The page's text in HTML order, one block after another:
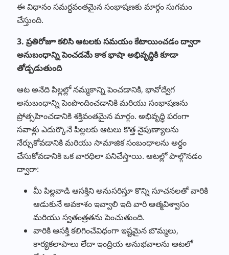
ఈ విధానం సమర్థవంతమైన సంభాషణకు మార్గం సుగమం
చేస్తుంది.
3. ప్రతిరోజూ కలిసి ఆటలకు సమయం కేటాయించడం ద్వారా
అనుబంధాన్ని పెంచడమే కాక భాషా అభివృద్ధికి కూడా
తోడ్పడుతుంది
ఆట అనేది పిల్లల్లో నమ్మకాన్ని పెంచడానికి, భావోద్వేగ
అనుబంధాన్ని పెంపొందించడానికి మరియు సంభాషణను
ప్రోత్సహించడానికి శక్తివంతమైన మార్గం. అభివృద్ధి పరంగా
సవాళ్లు ఎదుర్కొనే పిల్లలకు ఆటలు కొత్త నైపుణ్యాలను
నేర్చుకోవడానికి మరియు సామాజిక సంబంధాలను అర్థం
చేసుకోవడానికి ఒక వారధిలా పనిచేస్తాయి. ఆటల్లో పాల్గొనడం
ద్వారా:
మీ పిల్లవాడి ఆసక్తిని అనుసరిస్తూ కొన్ని సూచనలతో వారికి
ఆడుకునే అవకాశం ఇవ్వాలి ఇది వారి ఆత్మవిశ్వాసం
మరియు స్వతంత్రతను పెంచుతుంది.
వారికి ఆసక్తి కలిగించేవిధంగా ఇష్టమైన బొమ్మలు,
కార్యకలాపాలు లేదా ఇంద్రియ అనుభవాలను ఆటలో